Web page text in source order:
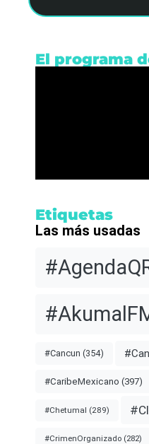
El programa
Etiquetas
Las más usadas
#Cancun (354)
#CaribeMexicano (397)
#Chetumal (289)
#CrimenOrganizado (282)